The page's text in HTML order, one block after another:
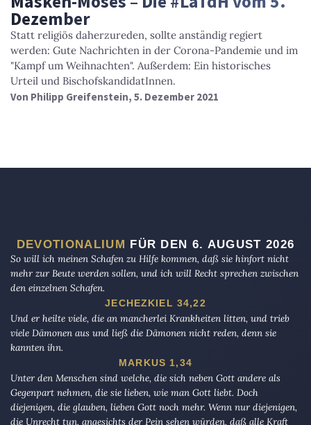
Dezember
Statt religiös daherzureden, sollte anständig regiert
werden: Gute Nachrichten in der Corona-Pandemie und im
"Kampf um Weihnachten". Außerdem: Ein historisches
Urteil und BischofskandidatInnen.
Von Philipp Greifenstein, 5. Dezember 2021
DEVOTIONALIUM FÜR DEN 6. AUGUST 2026
So will ich meinen Schafen zu Hilfe kommen, daß sie hinfort nicht
mehr zur Beute werden sollen, und ich will Recht sprechen zwischen
den einzelnen Schafen.
JECHEZKIEL 34,22
Und er heilte viele, die an mancherlei Krankheiten litten, und trieb
viele Dämonen aus und ließ die Dämonen nicht reden, denn sie
kannten ihn.
MARKUS 1,34
Unter den Menschen sind welche, die sich neben Gott andere als
Gegenpart nehmen, die sie lieben, wie man Gott liebt. Doch
diejenigen, die glauben, lieben Gott noch mehr. Wenn nur diejenigen,
die Unrecht tun, angesichts der Pein sehen würden, daß alle Kraft